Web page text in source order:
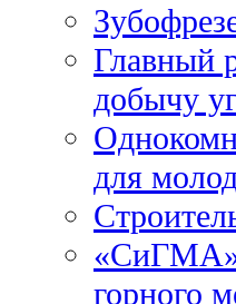
Главный
добычу
для
«СиГМА»
горного